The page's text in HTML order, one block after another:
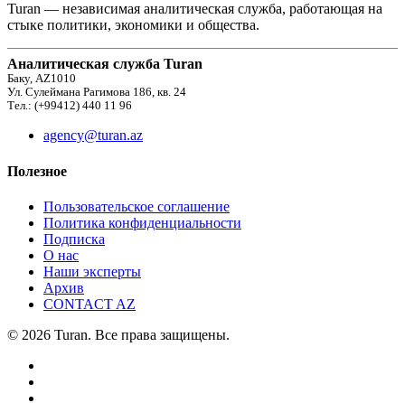
Turan — независимая аналитическая служба, работающая на
стыке политики, экономики и общества.
Аналитическая служба Turan
Баку, AZ1010
Ул. Сулеймана Рагимова 186, кв. 24
Тел.: (+99412) 440 11 96
agency@turan.az
Полезное
Пользовательское соглашение
Политика конфиденциальности
Подписка
О нас
Наши эксперты
Архив
CONTACT AZ
© 2026 Turan. Все права защищены.